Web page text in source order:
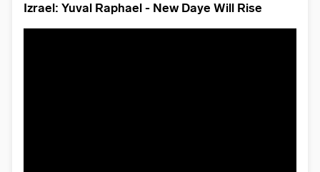
Izrael: Yuval Raphael - New Daye Will Rise